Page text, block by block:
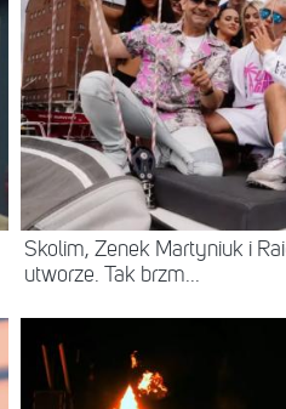
Skolim, Zenek Martyniuk i
utworze. Tak brzm...